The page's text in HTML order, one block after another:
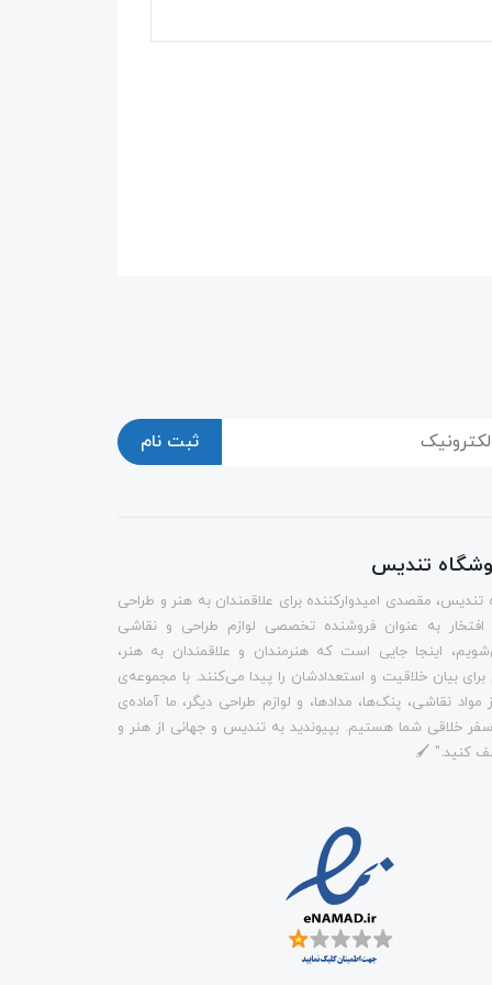
ثبت نام
تندیس
تندیس، مقصدی امیدوارکننده برای علاقمندان به هنر و طراحی
به عنوان فروشنده تخصصی لوازم طراحی و نقاشی
اینجا جایی است که هنرمندان و علاقمندان به هنر،
برای بیان خلاقیت و استعدادشان را پیدا می‌کنند. با مجموعه‌ی
مواد نقاشی، پنک‌ها، مدادها، و لوازم طراحی دیگر، ما آماده‌ی
خلاقی شما هستیم. بپیوندید به تندیس و جهانی از هنر و
کنید." 🖌️